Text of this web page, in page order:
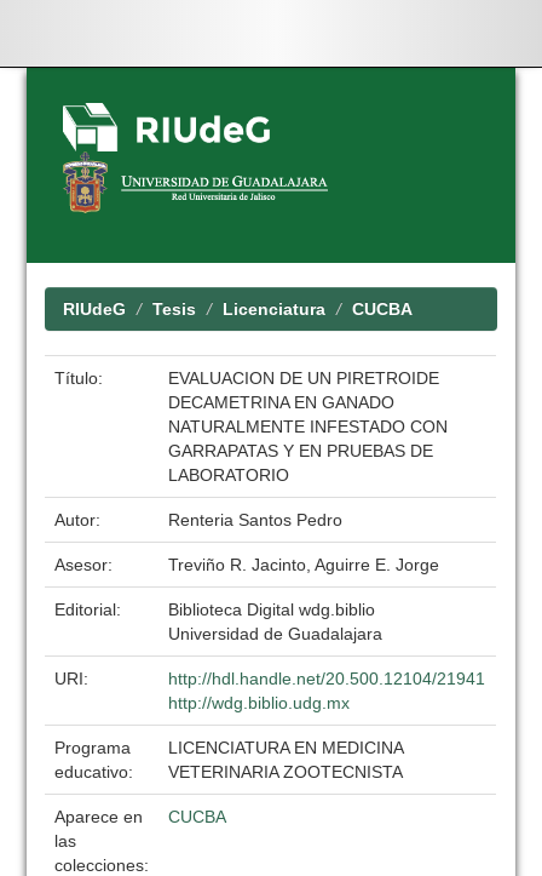
Skip
navigation
RIUdeG Tesis Licenciatura CUCBA
Título:
EVALUACION DE UN PIRETROIDE
DECAMETRINA EN GANADO
NATURALMENTE INFESTADO CON
GARRAPATAS Y EN PRUEBAS DE
LABORATORIO
Autor: Renteria Santos Pedro
Asesor: Treviño R. Jacinto, Aguirre E. Jorge
Editorial:
Biblioteca Digital wdg.biblio
Universidad de Guadalajara
URI:
http://hdl.handle.net/20.500.12104/21941
http://wdg.biblio.udg.mx
Programa
educativo:
LICENCIATURA EN MEDICINA
VETERINARIA ZOOTECNISTA
Aparece en
las
colecciones:
CUCBA